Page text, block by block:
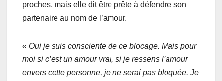
proches, mais elle dit être prête à défendre son
partenaire au nom de l’amour.
« Oui je suis consciente de ce blocage. Mais pour
moi si c’est un amour vrai, si je ressens l’amour
envers cette personne, je ne serai pas bloquée. Je